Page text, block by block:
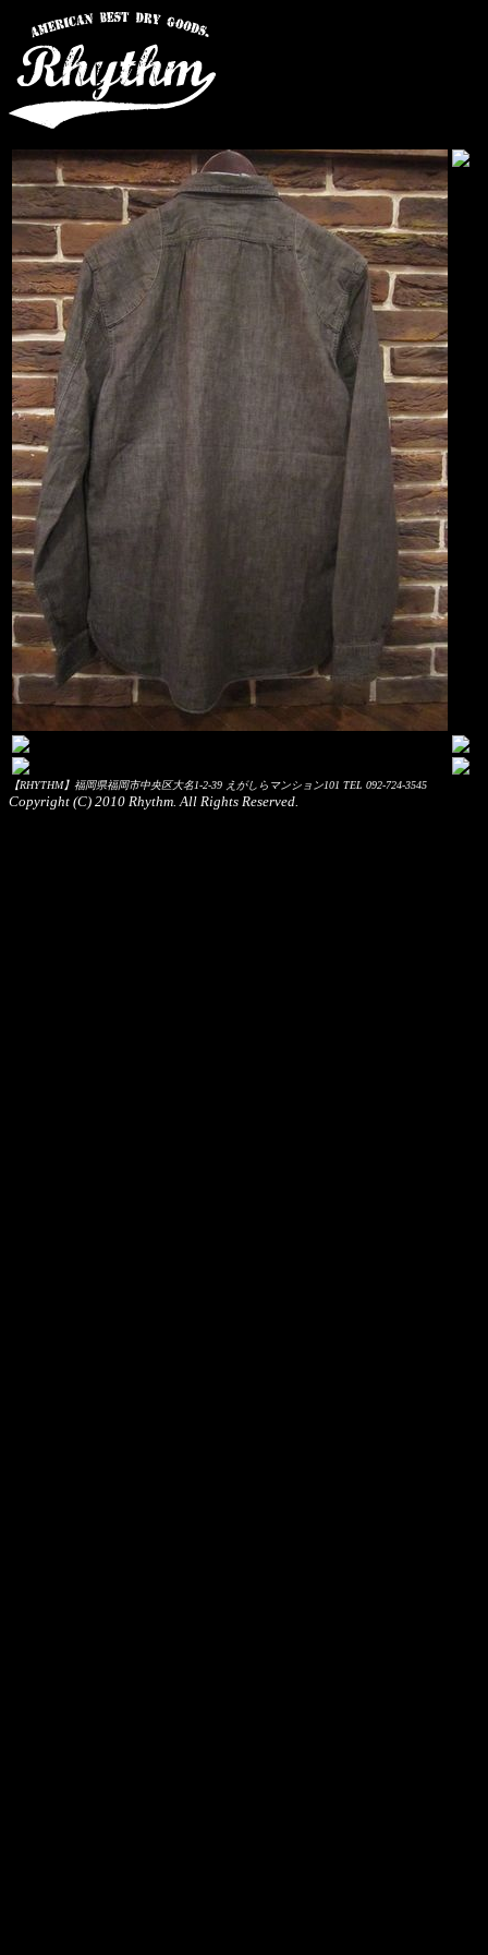
【RHYTHM】福岡県福岡市中央区大名1-2-39 えがしらマンション101 TEL 092-724-3545
Copyright (C) 2010 Rhythm. All Rights Reserved.